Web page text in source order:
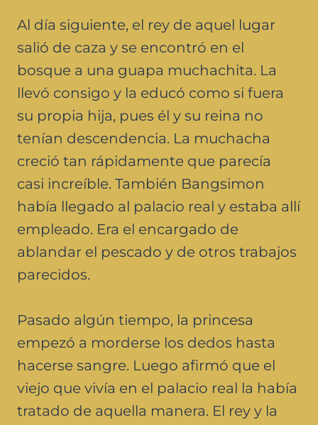
Al día siguiente, el rey de aquel lugar
salió de caza y se encontró en el
bosque a una guapa muchachita. La
llevó consigo y la educó como si fuera
su propia hija, pues él y su reina no
tenían descendencia. La muchacha
creció tan rápidamente que parecía
casi increíble. También Bangsimon
había llegado al palacio real y estaba allí
empleado. Era el encargado de
ablandar el pescado y de otros trabajos
parecidos.
Pasado algún tiempo, la princesa
empezó a morderse los dedos hasta
hacerse sangre. Luego afirmó que el
viejo que vivía en el palacio real la había
tratado de aquella manera. El rey y la